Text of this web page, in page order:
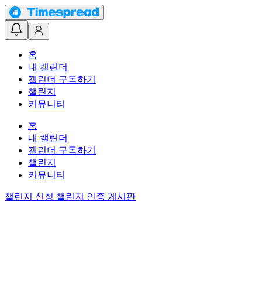
홈
내 캘린더
캘린더 구독하기
챌린지
커뮤니티
홈
내 캘린더
캘린더 구독하기
챌린지
커뮤니티
챌린지 신청 챌린지 인증 게시판